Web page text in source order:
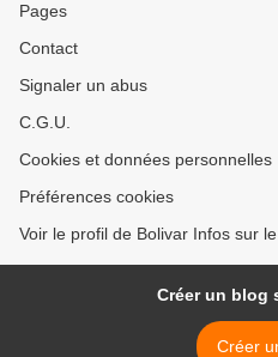
Pages
Contact
Signaler un abus
C.G.U.
Cookies et données personnelles
Préférences cookies
Voir le profil de Bolivar Infos sur
Créer un blog
Créer